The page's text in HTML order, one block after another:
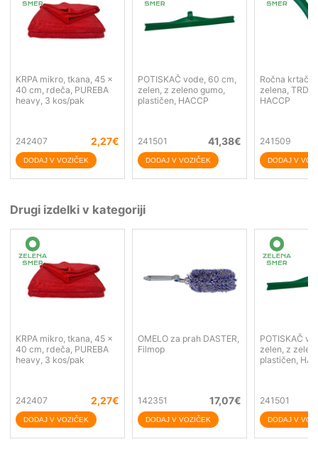
KRPA mikro, tkana, 45 x
40 cm, rdeča, PUREBA
heavy, 3 kos/pak
242407 2,27€
POTISKAČ vode, 60 cm,
zelen, z zeleno gumo,
plastičen, HACCP
241501 41,38€
Ročna krtača,
zelena, TRDA,
HACCP
241509
Drugi izdelki v kategoriji
KRPA mikro, tkana, 45 x
40 cm, rdeča, PUREBA
heavy, 3 kos/pak
242407 2,27€
OMELO za prah DASTER,
Filmop
142351 17,07€
POTISKAČ
zelen, z
plastičen,
241501